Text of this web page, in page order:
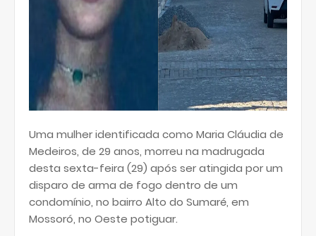
Uma mulher identificada como Maria Cláudia de
Medeiros, de 29 anos, morreu na madrugada
desta sexta-feira (29) após ser atingida por um
disparo de arma de fogo dentro de um
condomínio, no bairro Alto do Sumaré, em
Mossoró, no Oeste potiguar.